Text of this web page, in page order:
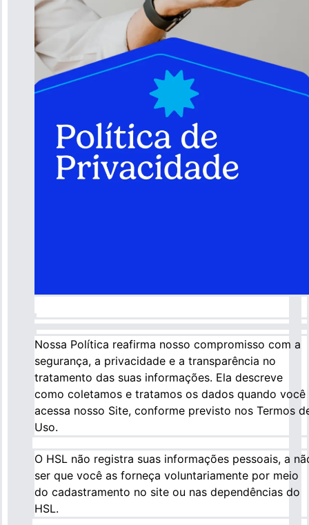
Formas de ajudar
Doe via imposto de renda
Transparência
Contato
Nossa Política reafirma nosso compromisso com a
segurança, a privacidade e a transparência no
tratamento das suas informações. Ela descreve
como coletamos e tratamos os dados quando você
acessa nosso Site, conforme previsto nos Termos
Uso.
O HSL não registra suas informações pessoais, a
ser que você as forneça voluntariamente por meio
do cadastramento no site ou nas dependências do
HSL.